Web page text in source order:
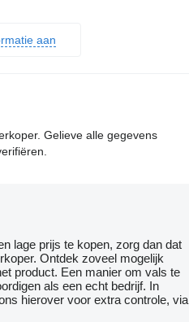
aan
Gelieve alle gegevens
lage prijs te kopen, zorg dan dat
Ontdek zoveel mogelijk
product. Een manier om vals te
als een echt bedrijf. In
hierover voor extra controle, via